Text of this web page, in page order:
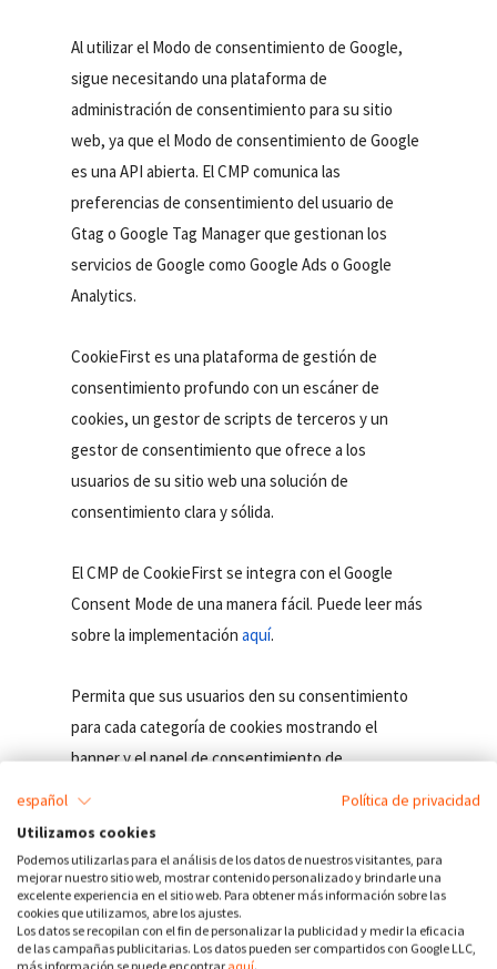
Al utilizar el Modo de consentimiento de Google,
sigue necesitando una plataforma de
administración de consentimiento para su sitio
web, ya que el Modo de consentimiento de Google
es una API abierta. El CMP comunica las
preferencias de consentimiento del usuario de
Gtag o Google Tag Manager que gestionan los
servicios de Google como Google Ads o Google
Analytics.
CookieFirst es una plataforma de gestión de
consentimiento profundo con un escáner de
cookies, un gestor de scripts de terceros y un
gestor de consentimiento que ofrece a los
usuarios de su sitio web una solución de
consentimiento clara y sólida.
El CMP de CookieFirst se integra con el Google
Consent Mode de una manera fácil. Puede leer más
sobre la implementaciónaquí.
Permita que sus usuarios den su consentimiento
para cada categoría de cookies mostrando el
banner y el panel de consentimiento de
Independientemente del tamaño de su sitio web,
el Google Consent Mode y CookieFirst juntos
hacen que el cumplimiento de las cookies sea
rápido y fácil.
español
Política de privacidad
Utilizamos cookies
Podemos utilizarlas para el análisis de los datos de nuestros visitantes, para
mejorar nuestro sitio web, mostrar contenido personalizado y brindarle una
excelente experiencia en el sitio web. Para obtener más información sobre las
cookies que utilizamos, abre los ajustes.
Los datos se recopilan con el fin de personalizar la publicidad y medir la eficacia
de las campañas publicitarias. Los datos pueden ser compartidos con Google LLC,
más información se puede encontrar aquí.